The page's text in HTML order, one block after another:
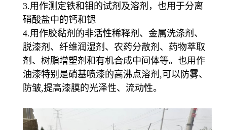
3.用作测定铁和钼的试剂及溶剂，也用于分离
硝酸盐中的钙和锶
4.用作胶黏剂的非活性稀释剂、金属洗涤剂、
脱漆剂、纤维润湿剂、农药分散剂、药物萃取
剂、树脂增塑剂和有机合成中间体等。也用作
油漆特别是硝基喷漆的高沸点溶剂,可以防雾、
防皱,提高漆膜的光泽性、流动性。